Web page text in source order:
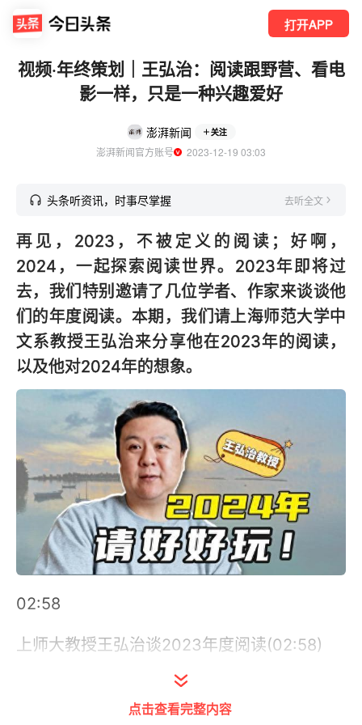
打开APP
视频·年终策划｜王弘治：阅读跟野营、看电
影一样，只是一种兴趣爱好
澎湃新闻 关注
澎湃新闻官方账号
  2023-12-19 03:03
头条听资讯，时事尽掌握 去听全文
再见，2023，不被定义的阅读；好啊，
2024，一起探索阅读世界。2023年即将过
去，我们特别邀请了几位学者、作家来谈谈他
们的年度阅读。本期，我们请上海师范大学中
文系教授王弘治来分享他在2023年的阅读，
以及他对2024年的想象。
02:58
上师大教授王弘治谈2023年度阅读(02:58)
在2023年的阅读中，有哪本书，给您了新力
点击查看完整内容